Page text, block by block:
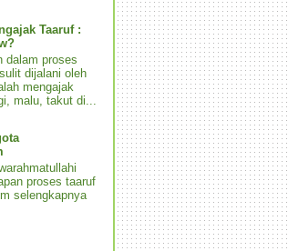
Taaruf :
dalam proses
dijalani oleh
mengajak
malu, takut di...
proses taaruf
selengkapnya